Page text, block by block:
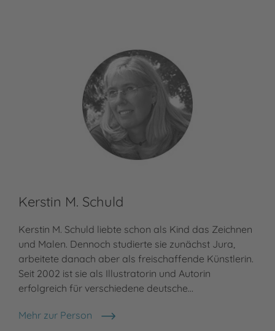
Kerstin M. Schuld
Kerstin M. Schuld liebte schon als Kind das Zeichnen
und Malen. Dennoch studierte sie zunächst Jura,
arbeitete danach aber als freischaffende Künstlerin.
Seit 2002 ist sie als Illustratorin und Autorin
erfolgreich für verschiedene deutsche…
Mehr zur Person
Kerstin M. Schuld